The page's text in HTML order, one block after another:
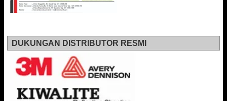
DUKUNGAN DISTRIBUTOR RESMI